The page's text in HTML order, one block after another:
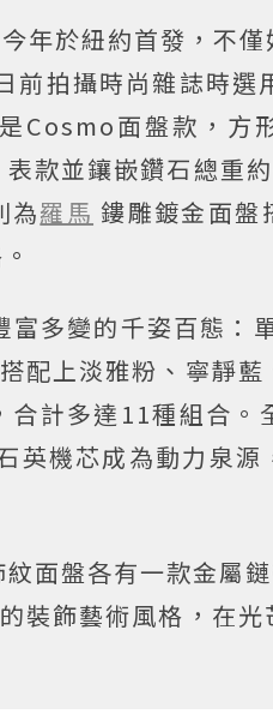
於紐約首發，不僅
前拍攝時尚雜誌時
Cosmo面盤款，方
款並鑲嵌鑽石總重
為羅馬 鏤雕鍍金面盤
多變的千姿百態：
上淡雅粉、寧靜藍
計多達11種組合。
機芯成為動力泉源
盤各有一款金屬鏈
裝飾藝術風格，在光